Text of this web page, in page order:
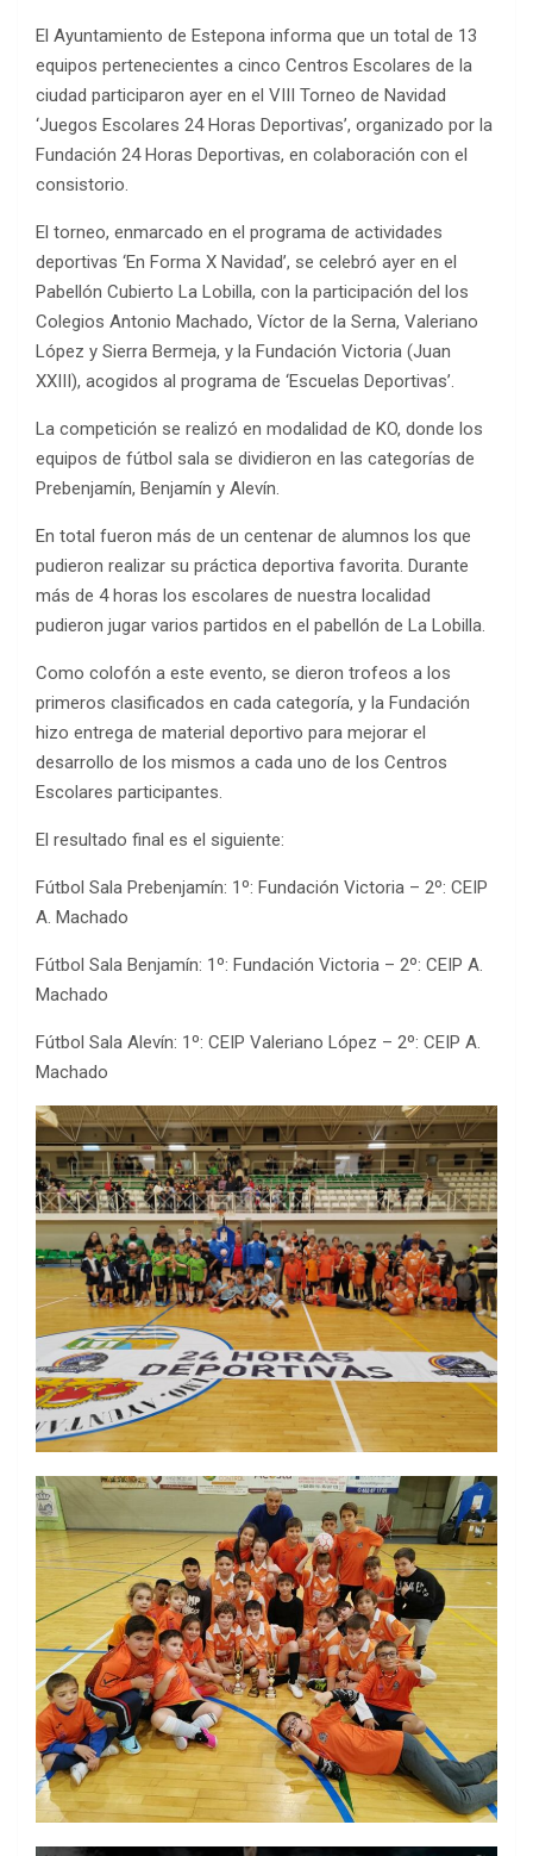
El Ayuntamiento de Estepona informa que un total de 13
equipos pertenecientes a cinco Centros Escolares de la
ciudad participaron ayer en el VIII Torneo de Navidad
‘Juegos Escolares 24 Horas Deportivas’, organizado por la
Fundación 24 Horas Deportivas, en colaboración con el
consistorio.
El torneo, enmarcado en el programa de actividades
deportivas ‘En Forma X Navidad’, se celebró ayer en el
Pabellón Cubierto La Lobilla, con la participación del los
Colegios Antonio Machado, Víctor de la Serna, Valeriano
López y Sierra Bermeja, y la Fundación Victoria (Juan
XXIII), acogidos al programa de ‘Escuelas Deportivas’.
La competición se realizó en modalidad de KO, donde los
equipos de fútbol sala se dividieron en las categorías de
Prebenjamín, Benjamín y Alevín.
En total fueron más de un centenar de alumnos los que
pudieron realizar su práctica deportiva favorita. Durante
más de 4 horas los escolares de nuestra localidad
pudieron jugar varios partidos en el pabellón de La Lobilla.
Como colofón a este evento, se dieron trofeos a los
primeros clasificados en cada categoría, y la Fundación
hizo entrega de material deportivo para mejorar el
desarrollo de los mismos a cada uno de los Centros
Escolares participantes.
El resultado final es el siguiente:
Fútbol Sala Prebenjamín: 1º: Fundación Victoria – 2º: CEIP
A. Machado
Fútbol Sala Benjamín: 1º: Fundación Victoria – 2º: CEIP A.
Machado
Fútbol Sala Alevín: 1º: CEIP Valeriano López – 2º: CEIP A.
Machado